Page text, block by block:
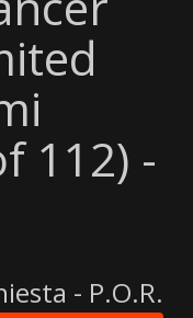
112) -
- P.O.R.